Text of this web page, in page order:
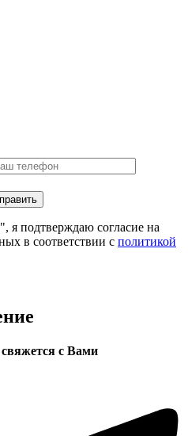
подтверждаю согласие на
в соответствии с политикой
с Вами